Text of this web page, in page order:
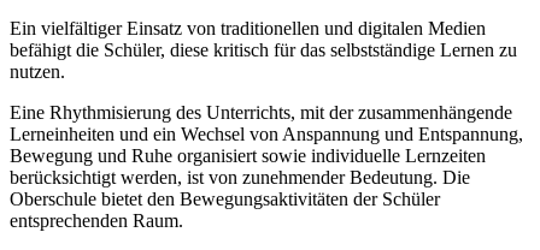
Ein vielfältiger Einsatz von traditionellen und digitalen Medien
befähigt die Schüler, diese kritisch für das selbstständige Lernen zu
nutzen.
Eine Rhythmisierung des Unterrichts, mit der zusammenhängende
Lerneinheiten und ein Wechsel von Anspannung und Entspannung,
Bewegung und Ruhe organisiert sowie individuelle Lernzeiten
berücksichtigt werden, ist von zunehmender Bedeutung. Die
Oberschule bietet den Bewegungsaktivitäten der Schüler
entsprechenden Raum.